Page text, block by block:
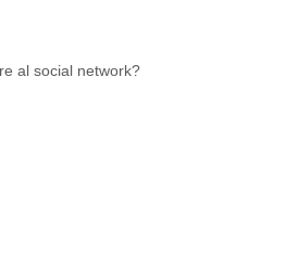
al social network?